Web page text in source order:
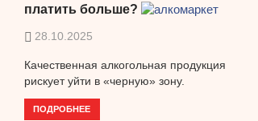
платить больше?
28.10.2025
Качественная алкогольная продукция
рискует уйти в «черную» зону.
ПОДРОБНЕЕ